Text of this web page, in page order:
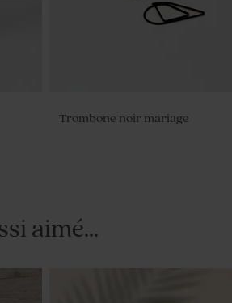
Trombone noir mariage
aimé...